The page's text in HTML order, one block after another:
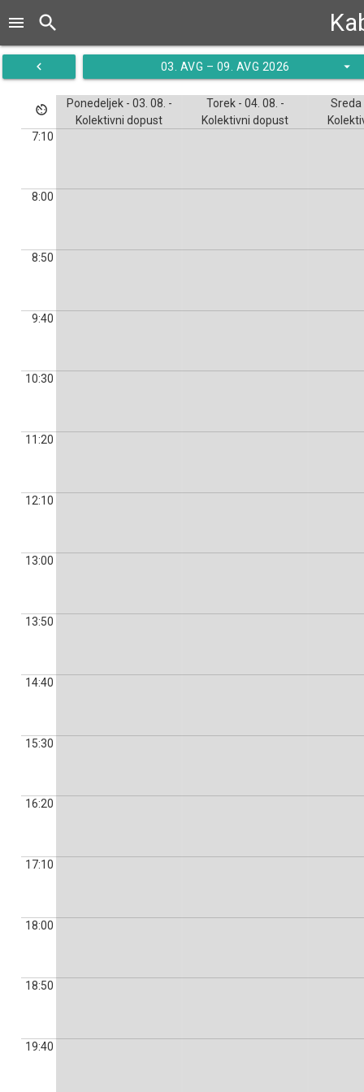
menu search
navigate_before 03. AVG – 09. AVG 2026 arrow_drop_down
av_timer
Ponedeljek - 03. 08. -
Kolektivni dopust
Torek - 04. 08. -
Kolektivni dopust
Sreda
7:10
8:00
8:50
9:40
10:30
11:20
12:10
13:00
13:50
14:40
15:30
16:20
17:10
18:00
18:50
19:40